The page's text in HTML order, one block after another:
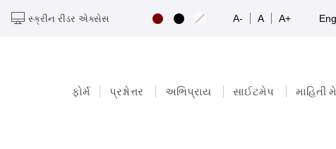
સ્ક્રીન રીડર એક્સેસ A- A A+
ફોર્મ પ્રશ્નોત્તર અભિપ્રાય સાઈટમેપ માહિતી